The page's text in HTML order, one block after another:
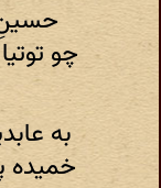
حسینِ
چو
به
خمیده